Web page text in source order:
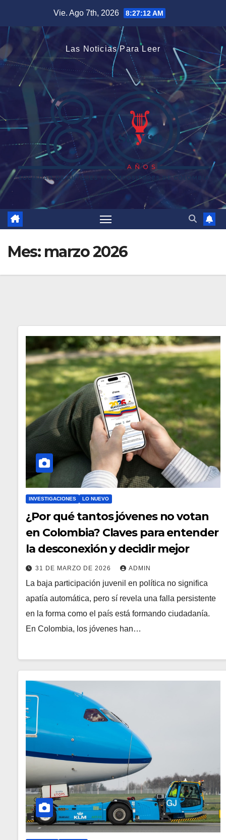
contenido
Vie. Ago 7th, 2026 8:27:13 AM
Las Noticias Para Leer
Mes: marzo 2026
INVESTIGACIONES LO NUEVO
¿Por qué tantos jóvenes no votan
en Colombia? Claves para entender
la desconexión y decidir mejor
31 DE MARZO DE 2026 ADMIN
La baja participación juvenil en política no significa
apatía automática, pero sí revela una falla persistente
en la forma como el país está formando ciudadanía.
En Colombia, los jóvenes han…